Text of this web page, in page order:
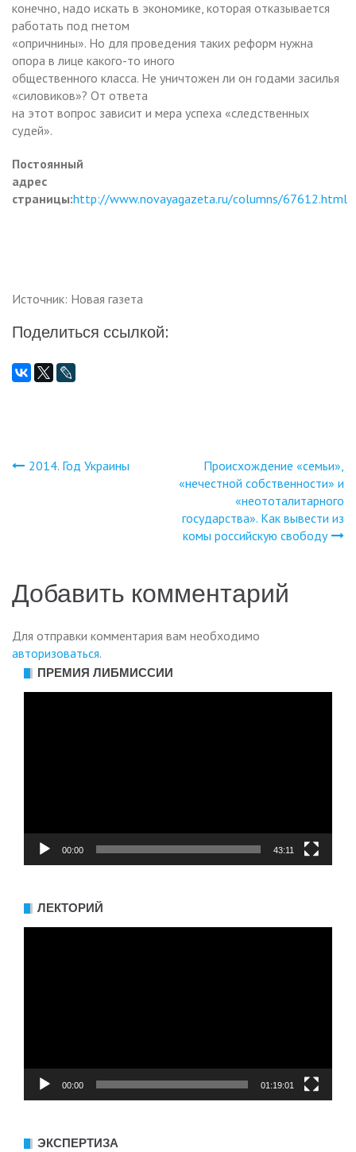
конечно, надо искать в экономике, которая отказывается
работать под гнетом
«опричнины». Но для проведения таких реформ нужна
опора в лице какого-то иного
общественного класса. Не уничтожен ли он годами засилья
«силовиков»? От ответа
на этот вопрос зависит и мера успеха «следственных
судей».
Постоянный
адрес
страницы:http://www.novayagazeta.ru/columns/67612.html
Источник: Новая газета
Поделиться ссылкой:
Навигация
2014. Год Украины
Происхождение «семьи»,
«нечестной собственности» и
«неототалитарного
государства». Как вывести из
комы российскую свободу
Добавить комментарий
Для отправки комментария вам необходимо
авторизоваться.
ПРЕМИЯ ЛИБМИССИИ
00:00 43:11
ЛЕКТОРИЙ
00:00 01:19:01
ЭКСПЕРТИЗА